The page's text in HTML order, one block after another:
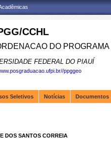
CCHL
DO
FEDERAL DO PIAUÍ
ppggeo
Seletivos Notícias Documentos
DOS SANTOS CORREIA